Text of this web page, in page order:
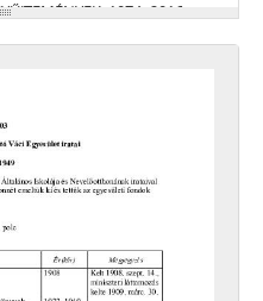
1074–2016
A TANÁCSKÖZTÁRSASÁG FORRADALMI SZERVEI, 1919
TERÜLETI SZERVEI, 1952–1991
SZERVEK, 1946–2010
1949–2015
VÁROSI ÉS KÖZSÉGI ÖNKORMÁNYZATOK, 1989–2014